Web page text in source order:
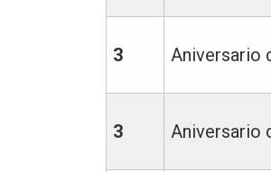
3 Aniversario
3 Aniversario